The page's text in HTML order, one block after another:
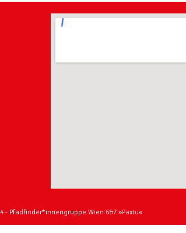
- Pfadfinder*innengruppe Wien 6&7 »Paxtu«